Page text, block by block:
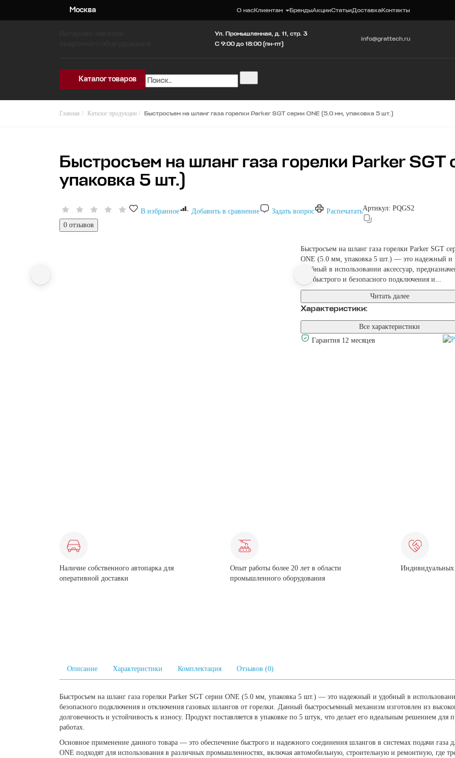
Москва О насКлиентам БрендыАкцииСтатьиДоставкаКонтакты
Ул. Промышленная, д. 11, стр. 3
C 9:00 до 18:00 (пн-пт)
info@grattech.ru
Каталог товаров
Главная Каталог продукции Быстросъем на шланг газа горелки Parker SGT серии ONE (5.0 мм, упаковка 5 шт.)
Быстросъем на шланг газа горелки Parker SGT
упаковка 5 шт.)
0 отзывов
В избранное Добавить в сравнение Задать вопрос РаспечататьАртикул: PQGS2
Быстросъем на шланг газа горелки Parker SGT
ONE (5.0 мм, упаковка 5 шт.) — это надежный и
удобный в использовании аксессуар,
для быстрого и безопасного подключения и...
Читать далее
Характеристики:
Все характеристики
Гарантия 12 месяцев
Наличие собственного автопарка для
оперативной доставки
Опыт работы более 20 лет в области
промышленного оборудования
Описание Характеристики Комплектация Отзывов (0)
Быстросъем на шланг газа горелки Parker SGT серии ONE (5.0 мм, упаковка 5 шт.) — это надежный и удобный в
безопасного подключения и отключения газовых шлангов от горелки. Данный быстросъемный механизм изготовлен из
долговечность и устойчивость к износу. Продукт поставляется в упаковке по 5 штук, что делает его идеальным решением для
работах.
Основное применение данного товара — это обеспечение быстрого и надежного соединения шлангов в системах подачи газа
ONE подходят для использования в различных промышленностях, включая автомобильную, строительную и ремонтную, где